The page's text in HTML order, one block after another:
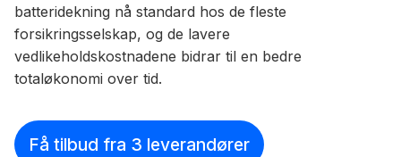
batteridekning nå standard hos de fleste
forsikringsselskap, og de lavere
vedlikeholdskostnadene bidrar til en bedre
totaløkonomi over tid.
Få tilbud fra 3 leverandører